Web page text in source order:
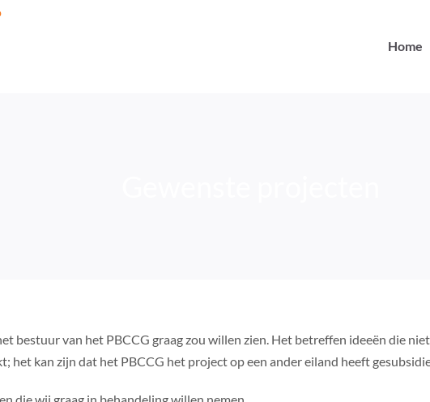
Home
bestuur van het PBCCG graag zou willen zien. Het betreffen ideeën die
het kan zijn dat het PBCCG het project op een ander eiland heeft